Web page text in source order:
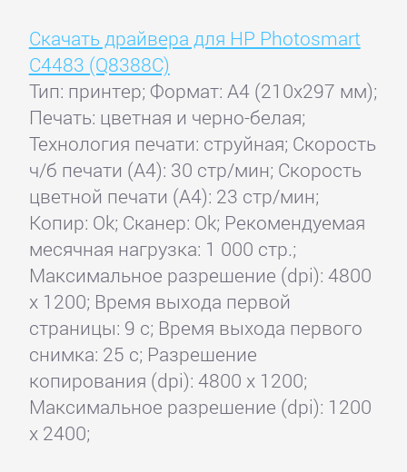
Скачать драйвера для HP Photosmart
C4483 (Q8388C)
Тип: принтер; Формат: A4 (210x297 мм);
Печать: цветная и черно-белая;
Технология печати: струйная; Скорость
ч/б печати (А4): 30 стр/мин; Скорость
цветной печати (А4): 23 стр/мин;
Копир: Ok; Сканер: Ok; Рекомендуемая
месячная нагрузка: 1 000 стр.;
Максимальное разрешение (dpi): 4800
x 1200; Время выхода первой
страницы: 9 с; Время выхода первого
снимка: 25 с; Разрешение
копирования (dpi): 4800 x 1200;
Максимальное разрешение (dpi): 1200
x 2400;